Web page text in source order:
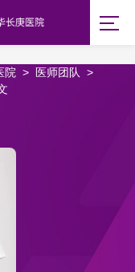
院 > 医师团队
>